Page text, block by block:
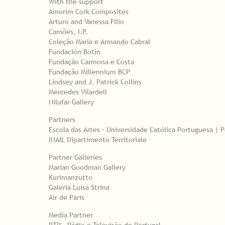
Amorim Cork Composites
Arturo and Vanessa Filio
Camões, I.P.
Coleção Maria e Armando Cabral
Fundación Botín
Fundação Carmona e Costa
Fundação Millennium BCP
Lindsey and J. Patrick Collins
Mercedes Vilardell
Nilufar Gallery
Partners
Escola das Artes – Universidade Católica Portuguesa |
INAIL Dipartimento Territoriale
Partner Galleries
Marian Goodman Gallery
Kurimanzutto
Galeria Luisa Strina
Air de Paris
Media Partner